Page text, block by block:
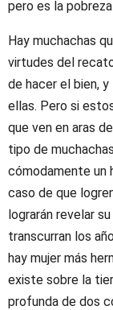
pero es la
Hay muchachas
virtudes del
de hacer el bien,
ellas. Pero si
que ven en aras
tipo de
cómodamente un
caso de que
lograrán revelar
transcurran los
hay mujer más
existe sobre la
profunda de dos